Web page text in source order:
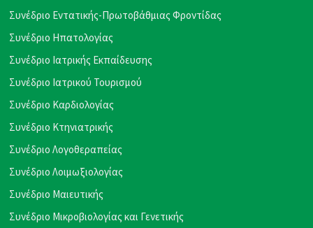
Συνέδριο Εντατικής-Πρωτοβάθμιας Φροντίδας
Συνέδριο Ηπατολογίας
Συνέδριο Ιατρικής Εκπαίδευσης
Συνέδριο Ιατρικού Τουρισμού
Συνέδριο Καρδιολογίας
Συνέδριο Κτηνιατρικής
Συνέδριο Λογοθεραπείας
Συνέδριο Λοιμωξιολογίας
Συνέδριο Μαιευτικής
Συνέδριο Μικροβιολογίας και Γενετικής